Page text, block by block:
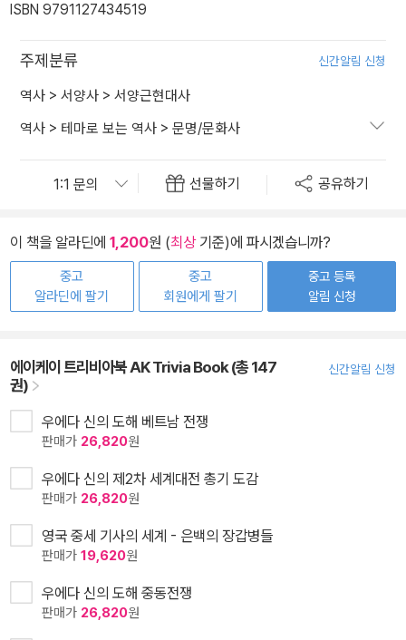
ISBN 9791127434519
주제분류 신간알림 신청
역사 > 서양사 > 서양근현대사
역사 > 테마로 보는 역사 > 문명/문화사
선물하기 공유하기
이 책을 알라딘에 1,200원 (최상기준)에 파시겠습니까?
중고
알라딘에 팔기
중고
회원에게 팔기
중고 등록
알림 신청
에이케이 트리비아북 AK Trivia Book (총 147
권)
신간알림 신청
우에다 신의 도해 베트남 전쟁
판매가 26,820원
우에다 신의 제2차 세계대전 총기 도감
판매가 26,820원
영국 중세 기사의 세계 - 은백의 장갑병들
판매가 19,620원
우에다 신의 도해 중동전쟁
판매가 26,820원